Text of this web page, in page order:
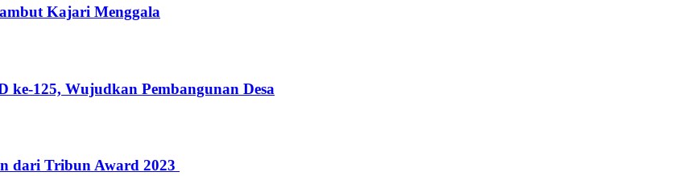
Kajari Menggala
125, Wujudkan Pembangunan Desa
dari Tribun Award 2023